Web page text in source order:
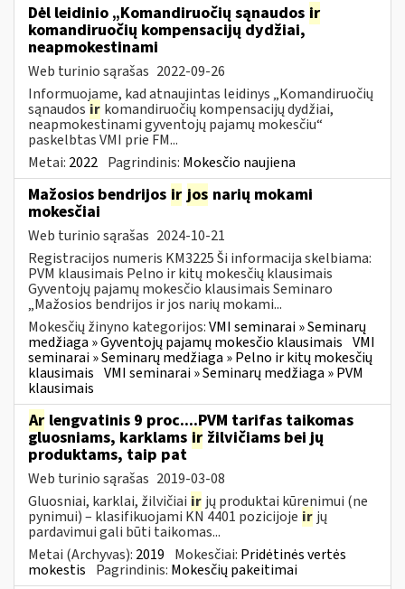
Dėl leidinio „Komandiruočių sąnaudos ir
komandiruočių kompensacijų dydžiai,
neapmokestinami
Web turinio sąrašas 2022-09-26
Informuojame, kad atnaujintas leidinys „Komandiruočių
sąnaudos ir komandiruočių kompensacijų dydžiai,
neapmokestinami gyventojų pajamų mokesčiu“
paskelbtas VMI prie FM...
Metai: 2022 Pagrindinis: Mokesčio naujiena
Mažosios bendrijos ir jos narių mokami
mokesčiai
Web turinio sąrašas 2024-10-21
Registracijos numeris KM3225 Ši informacija skelbiama:
PVM klausimais Pelno ir kitų mokesčių klausimais
Gyventojų pajamų mokesčio klausimais Seminaro
„Mažosios bendrijos ir jos narių mokami...
Mokesčių žinyno kategorijos:VMI seminarai » Seminarų
medžiaga » Gyventojų pajamų mokesčio klausimais VMI
seminarai » Seminarų medžiaga » Pelno ir kitų mokesčių
klausimais VMI seminarai » Seminarų medžiaga » PVM
klausimais
Ar lengvatinis 9 proc....PVM tarifas taikomas
gluosniams, karklams ir žilvičiams bei jų
produktams, taip pat
Web turinio sąrašas 2019-03-08
Gluosniai, karklai, žilvičiai ir jų produktai kūrenimui (ne
pynimui) – klasifikuojami KN 4401 pozicijoje ir jų
pardavimui gali būti taikomas...
Metai (Archyvas): 2019 Mokesčiai: Pridėtinės vertės
mokestis Pagrindinis: Mokesčių pakeitimai